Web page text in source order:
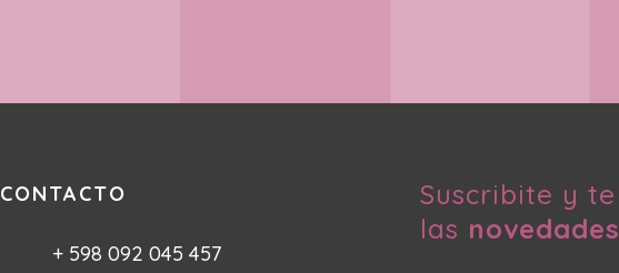
CONTACTO
+ 598 092 045 457
Suscribite y te
las novedades